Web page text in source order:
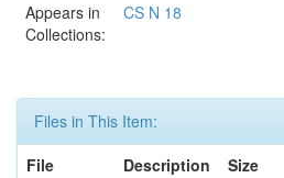
Appears in
Collections:
CS N 18
Files in This Item:
File
Description Size